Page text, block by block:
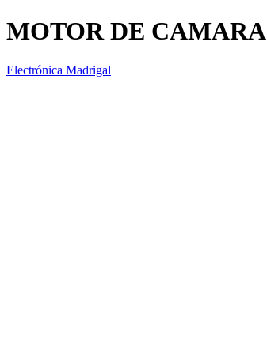
MOTOR DE CAMARA
Electrónica Madrigal